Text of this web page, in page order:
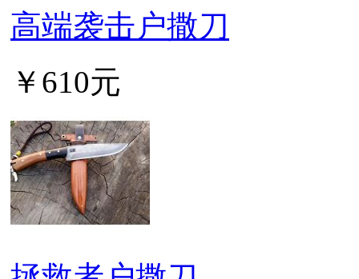
高端袭击户撒刀
￥610元